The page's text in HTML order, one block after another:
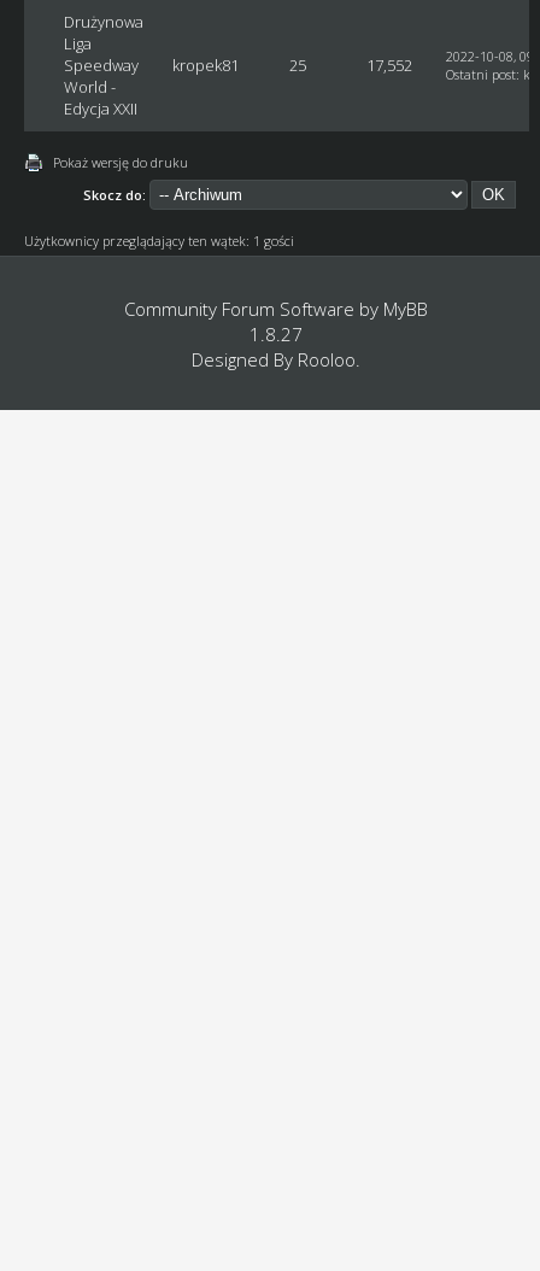
Drużynowa
Liga
Speedway
World -
Edycja XXII
kropek81 25 17,552
2022-10-08,
Ostatni post:
Pokaż wersję do druku
Skocz do:
Użytkownicy przeglądający ten wątek: 1 gości
Community Forum Software by MyBB
1.8.27
Designed By Rooloo